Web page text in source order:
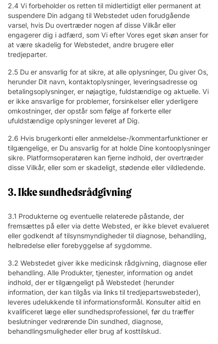
2.4 Vi forbeholder os retten til midlertidigt eller permanent at
suspendere Din adgang til Webstedet uden forudgående
varsel, hvis Du overtræder nogen af disse Vilkår eller
engagerer dig i adfærd, som Vi efter Vores eget skøn anser for
at være skadelig for Webstedet, andre brugere eller
tredjeparter.
2.5 Du er ansvarlig for at sikre, at alle oplysninger, Du giver Os,
herunder Dit navn, kontaktoplysninger, leveringsadresse og
betalingsoplysninger, er nøjagtige, fuldstændige og aktuelle. Vi
er ikke ansvarlige for problemer, forsinkelser eller yderligere
omkostninger, der opstår som følge af forkerte eller
ufuldstændige oplysninger leveret af Dig.
2.6 Hvis brugerkonti eller anmeldelse-/kommentarfunktioner er
tilgængelige, er Du ansvarlig for at holde Dine kontooplysninger
sikre. Platformsoperatøren kan fjerne indhold, der overtræder
disse Vilkår, eller som er skadeligt, stødende eller vildledende.
3. Ikke sundhedsrådgivning
3.1 Produkterne og eventuelle relaterede påstande, der
fremsættes på eller via dette Websted, er ikke blevet evalueret
eller godkendt af tilsynsmyndigheder til diagnose, behandling,
helbredelse eller forebyggelse af sygdomme.
3.2 Webstedet giver ikke medicinsk rådgivning, diagnose eller
behandling. Alle Produkter, tjenester, information og andet
indhold, der er tilgængeligt på Webstedet (herunder
information, der kan tilgås via links til tredjepartswebsteder),
leveres udelukkende til informationsformål. Konsulter altid en
kvalificeret læge eller sundhedsprofessionel, før du træffer
beslutninger vedrørende Din sundhed, diagnose,
behandlingsmuligheder eller brug af kosttilskud.